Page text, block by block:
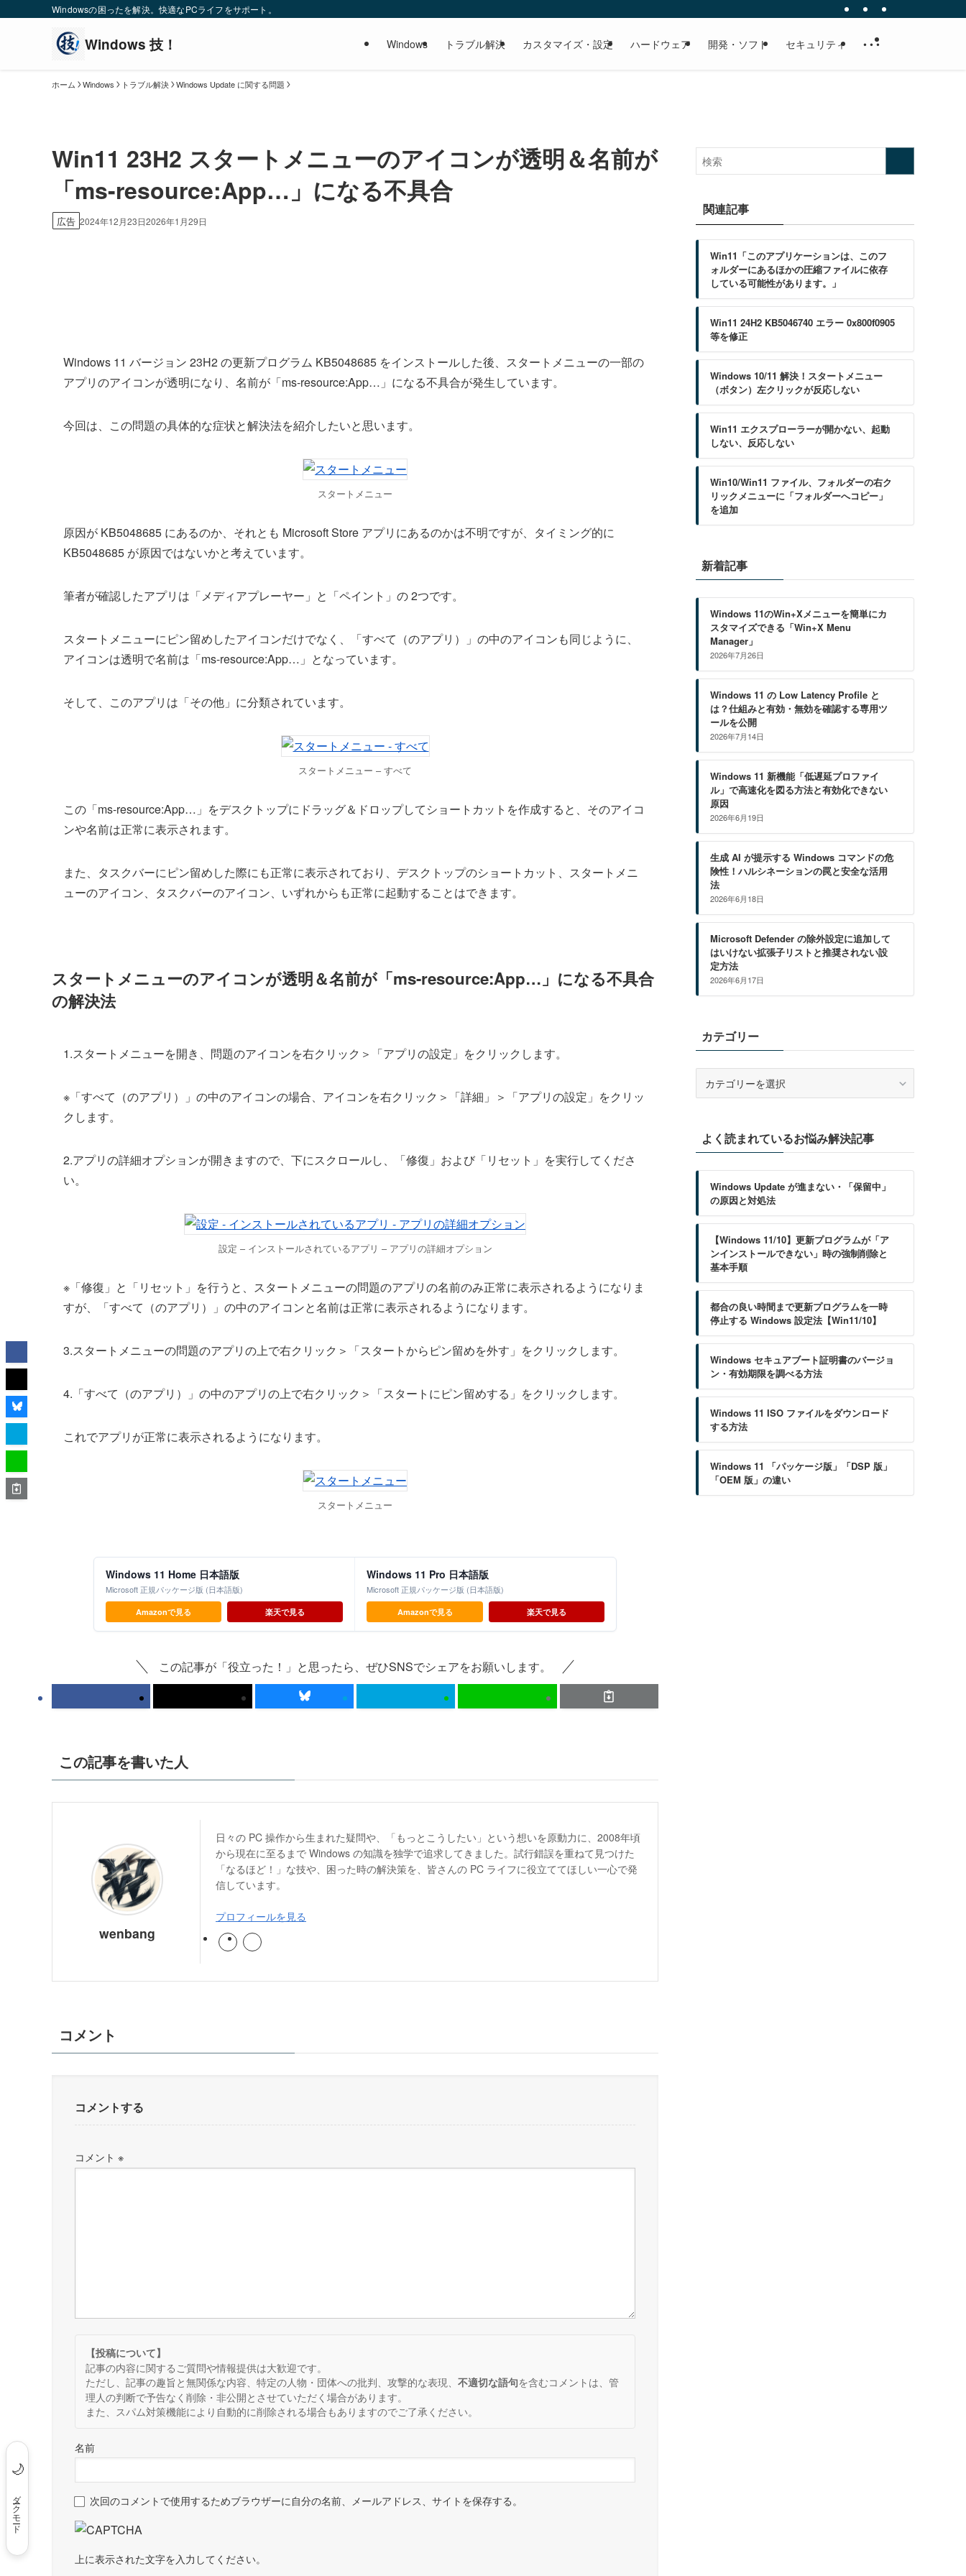
Windowsの困ったを解決。快適なPCライフをサポート。
Windows トラブル解決 カスタマイズ・設定 ハードウェア 開発・ソフト セキュリティ • • •
🌙
ダークモード
ホーム Windows トラブル解決 Windows Update に関する問題
Win11 23H2 スタートメニューのアイコンが透明＆名前が
「ms-resource:App…」になる不具合
広告 2024年12月23日2026年1月29日
Windows 11 バージョン 23H2 の更新プログラム KB5048685 をインストールした後、スタートメニューの一部の
アプリのアイコンが透明になり、名前が「ms-resource:App…」になる不具合が発生しています。
今回は、この問題の具体的な症状と解決法を紹介したいと思います。
スタートメニュー
原因が KB5048685 にあるのか、それとも Microsoft Store アプリにあるのかは不明ですが、タイミング的に
KB5048685 が原因ではないかと考えています。
筆者が確認したアプリは「メディアプレーヤー」と「ペイント」の 2つです。
スタートメニューにピン留めしたアイコンだけでなく、「すべて（のアプリ）」の中のアイコンも同じように、
アイコンは透明で名前は「ms-resource:App…」となっています。
そして、このアプリは「その他」に分類されています。
スタートメニュー – すべて
この「ms-resource:App…」をデスクトップにドラッグ＆ドロップしてショートカットを作成すると、そのアイコ
ンや名前は正常に表示されます。
また、タスクバーにピン留めした際にも正常に表示されており、デスクトップのショートカット、スタートメニ
ューのアイコン、タスクバーのアイコン、いずれからも正常に起動することはできます。
スタートメニューのアイコンが透明＆名前が「ms-resource:App…」になる不具合
の解決法
1.スタートメニューを開き、問題のアイコンを右クリック＞「アプリの設定」をクリックします。
※「すべて（のアプリ）」の中のアイコンの場合、アイコンを右クリック＞「詳細」＞「アプリの設定」をクリッ
クします。
2.アプリの詳細オプションが開きますので、下にスクロールし、「修復」および「リセット」を実行してくださ
い。
設定 – インストールされているアプリ – アプリの詳細オプション
※「修復」と「リセット」を行うと、スタートメニューの問題のアプリの名前のみ正常に表示されるようになりま
すが、「すべて（のアプリ）」の中のアイコンと名前は正常に表示されるようになります。
3.スタートメニューの問題のアプリの上で右クリック＞「スタートからピン留めを外す」をクリックします。
4.「すべて（のアプリ）」の中のアプリの上で右クリック＞「スタートにピン留めする」をクリックします。
これでアプリが正常に表示されるようになります。
スタートメニュー
Windows 11 Home 日本語版
Microsoft 正規パッケージ版 (日本語版)
Amazonで見る 楽天で見る
Windows 11 Pro 日本語版
Microsoft 正規パッケージ版 (日本語版)
Amazonで見る 楽天で見る
この記事が「役立った！」と思ったら、ぜひSNSでシェアをお願いします。
この記事を書いた人
wenbang
日々の PC 操作から生まれた疑問や、「もっとこうしたい」という想いを原動力に、2008年頃
から現在に至るまで Windows の知識を独学で追求してきました。試行錯誤を重ねて見つけた
「なるほど！」な技や、困った時の解決策を、皆さんの PC ライフに役立ててほしい一心で発
信しています。
プロフィールを見る
コメント
コメントする
コメント ※
【投稿について】
記事の内容に関するご質問や情報提供は大歓迎です。
ただし、記事の趣旨と無関係な内容、特定の人物・団体への批判、攻撃的な表現、 不適切な語句を含むコメントは、管
理人の判断で予告なく削除・非公開とさせていただく場合があります。
また、スパム対策機能により自動的に削除される場合もありますのでご了承ください。
名前
次回のコメントで使用するためブラウザーに自分の名前、メールアドレス、サイトを保存する。
上に表示された文字を入力してください。
関連記事
Win11「このアプリケーションは、このフ
ォルダーにあるほかの圧縮ファイルに依存
している可能性があります。」
Win11 24H2 KB5046740 エラー 0x800f0905
等を修正
Windows 10/11 解決！スタートメニュー
（ボタン）左クリックが反応しない
Win11 エクスプローラーが開かない、起動
しない、反応しない
Win10/Win11 ファイル、フォルダーの右ク
リックメニューに「フォルダーへコピー」
を追加
新着記事
Windows 11のWin+Xメニューを簡単にカ
スタマイズできる「Win+X Menu
Manager」
2026年7月26日
Windows 11 の Low Latency Profile と
は？仕組みと有効・無効を確認する専用ツ
ールを公開
2026年7月14日
Windows 11 新機能「低遅延プロファイ
ル」で高速化を図る方法と有効化できない
原因
2026年6月19日
生成 AI が提示する Windows コマンドの危
険性！ハルシネーションの罠と安全な活用
法
2026年6月18日
Microsoft Defender の除外設定に追加して
はいけない拡張子リストと推奨されない設
定方法
2026年6月17日
カテゴリー
ーよく読まれているお悩み解決記事
Windows Update が進まない・「保留中」
の原因と対処法
【Windows 11/10】更新プログラムが「ア
ンインストールできない」時の強制削除と
基本手順
都合の良い時間まで更新プログラムを一時
停止する Windows 設定法【Win11/10】
Windows セキュアブート証明書のバージョ
ン・有効期限を調べる方法
Windows 11 ISO ファイルをダウンロード
する方法
Windows 11 「パッケージ版」「DSP 版」
「OEM 版」の違い